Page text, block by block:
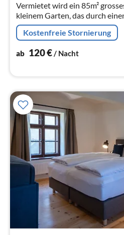
Vermietet wird ein 85m²
kleinem Garten, das durch
beheizten Gang direkt mit der
Lutzmannsburg verbunden ist.
Kostenfreie Stornierung
ab 120€/ Nacht